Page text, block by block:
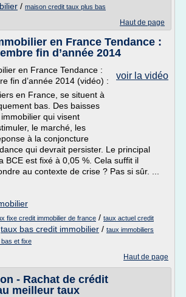
/ maison credit taux plus bas
Haut de page
en France Tendance :
fin d’année 2014
voir la vidéo
en France Tendance :
fin d’année 2014 (vidéo) :
en France, se situent à
bas. Des baisses
qui visent
le marché, les
à la conjoncture
qui devrait persister. Le principal
BCE est fixé à 0,05 %. Cela suffit il
au contexte de crise ? Pas si sûr. ...
fixe credit immobilier de france / taux actuel credit
taux bas credit immobilier / taux immobiliers
et fixe
Haut de page
- Rachat de crédit
meilleur taux